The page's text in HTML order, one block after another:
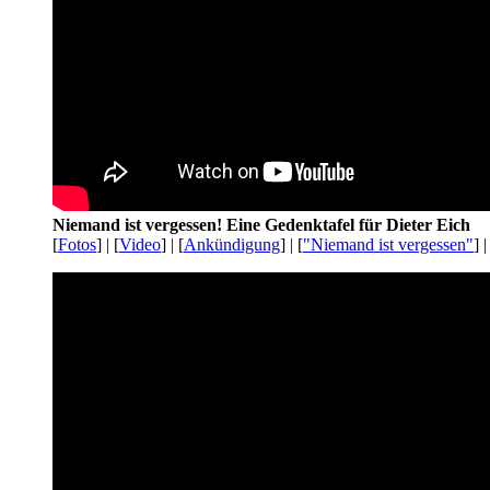
Niemand ist vergessen! Eine Gedenktafel für Dieter Eich
[Fotos] | [Video] | [Ankündigung] | ["Niemand ist vergessen"]